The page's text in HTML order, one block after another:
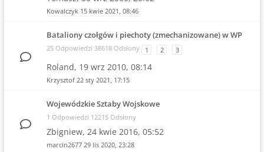
Kowalczyk 15 kwie 2021, 08:46
Bataliony czołgów i piechoty (zmechanizowane) w WP
25 Odpowiedzi 38618 Odsłony 1 2 3
Roland, 19 wrz 2010, 08:14
Krzysztof 22 sty 2021, 17:15
Wojewódzkie Sztaby Wojskowe
1 Odpowiedzi 12215 Odsłony
Zbigniew, 24 kwie 2016, 05:52
marcin2677 29 lis 2020, 23:28